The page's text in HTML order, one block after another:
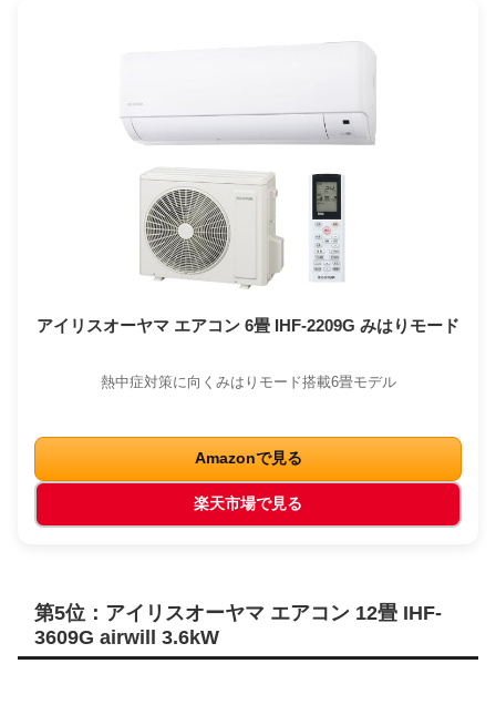
アイリスオーヤマ エアコン 6畳 IHF-2209G みはりモード
熱中症対策に向くみはりモード搭載6畳モデル
Amazonで見る
楽天市場で見る
第5位：アイリスオーヤマ エアコン 12畳 IHF-
3609G airwill 3.6kW